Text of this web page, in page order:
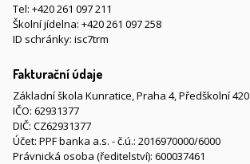
Tel: +420 261 097 211
Školní jídelna: +420 261 097 258
ID schránky: isc7trm
Fakturační údaje
Základní škola Kunratice, Praha 4, Předškolní 420
IČO: 62931377
DIČ: CZ62931377
Účet: PPF banka a.s. - č.ú.: 2016970000/6000
Právnická osoba (ředitelství): 600037461